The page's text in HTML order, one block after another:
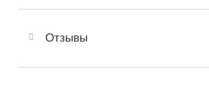
Отзывы